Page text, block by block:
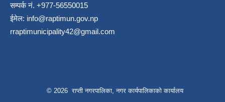
सम्पर्क नं. +977-56550015
ईमेल: info@raptimun.gov.np
rraptimunicipality42@gmail.com
© 2026 राप्ती नगरपालिका, नगर कार्यपालिकाको कार्यालय